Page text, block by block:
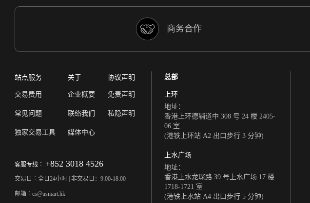
商务合作
站点服务
交易费用
常见问题
独家交易工具
关于
企业概要
联络我们
媒体中心
协议声明
免责声明
私隐声明
客服专线︰ +852 3018 4526
交易日︰全日24小时 | 非交易日：9:00-18:00
邮箱︰cs@usmart.hk
总部
上环
地址：
香港上环德辅道中 308 号 24 楼 2405-
06 室
(港铁上环站 A2 出口步行 3 分钟)
上水广场
地址：
香港上水龙琛路 39 号上水广场 17 楼
1718-1721 室
(港铁上水站 A4 出口步行 5 分钟)